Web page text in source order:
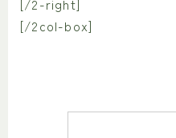
[/2-right]
[/2col-box]